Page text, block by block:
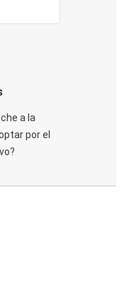
a la
por el